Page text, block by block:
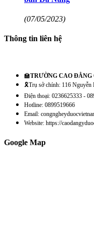
(07/05/2023)
Thông tin liên hệ
🏫TRƯỜNG CAO ĐẲNG
🎗️Trụ sở chính: 116
Điện thoại: 0236625333 -
Hotline: 0899519666
Email:
Website: https://
Google Map